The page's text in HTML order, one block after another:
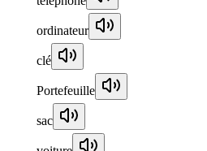
ordinateur
clé
Portefeuille
sac